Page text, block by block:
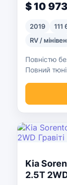
$ 10 973
2019 111
RV / мінівен
Повністю
Повний
Kia
2.5T 2WD